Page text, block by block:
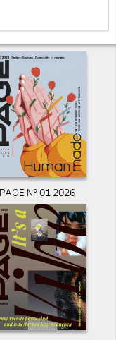
PAGE N° 01 2026